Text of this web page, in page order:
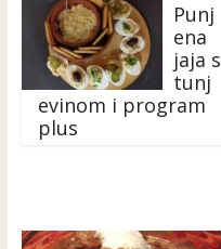
Punj
ena
jaja s
tunj
evinom i program
plus